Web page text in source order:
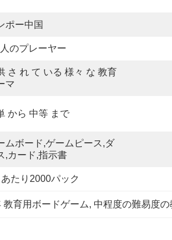
ポー中国
のプレーヤー
さ れ て いる 様々 な 教育
マ
から 中等 まで
ムボード,ゲームピース,ダ
,カード,指示書
たり2000パック
教育用ボードゲーム, 中程度の難易度